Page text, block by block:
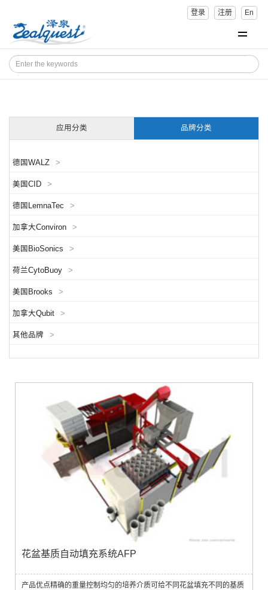
登录 注册 En
应用分类 品牌分类
德国WALZ >
美国CID >
德国LemnaTec >
加拿大Conviron >
美国BioSonics >
荷兰CytoBuoy >
美国Brooks >
加拿大Qubit >
其他品牌 >
花盆基质自动填充系统AFP
产品优点精确的重量控制均匀的培养介质可给不同花盆填充不同的基质